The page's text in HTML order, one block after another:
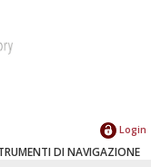
Login
DI NAVIGAZIONE